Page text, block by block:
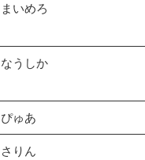
まいめろ
なうしか
ぴゅあ
さりん